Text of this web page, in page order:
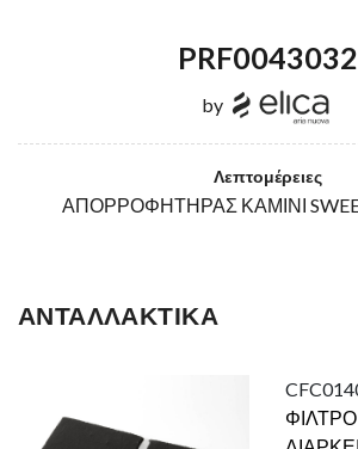
PRF0043032
by
Λεπτομέρειες
ΑΠΟΡΡΟΦΗΤΗΡΑΣ ΚΑΜΙΝΙ
ΑΝΤΑΛΛΑΚΤΙΚΆ